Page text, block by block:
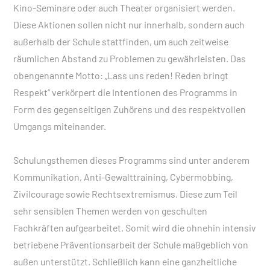
Kino-Seminare oder auch Theater organisiert werden.
Diese Aktionen sollen nicht nur innerhalb, sondern auch
außerhalb der Schule stattfinden, um auch zeitweise
räumlichen Abstand zu Problemen zu gewährleisten. Das
obengenannte Motto: „Lass uns reden! Reden bringt
Respekt“ verkörpert die Intentionen des Programms in
Form des gegenseitigen Zuhörens und des respektvollen
Umgangs miteinander.
Schulungsthemen dieses Programms sind unter anderem
Kommunikation, Anti-Gewalttraining, Cybermobbing,
Zivilcourage sowie Rechtsextremismus. Diese zum Teil
sehr sensiblen Themen werden von geschulten
Fachkräften aufgearbeitet. Somit wird die ohnehin intensiv
betriebene Präventionsarbeit der Schule maßgeblich von
außen unterstützt. Schließlich kann eine ganzheitliche